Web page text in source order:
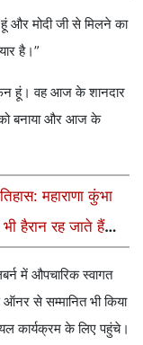
और मोदी जी से मिलने का
है।”
हूं। वह आज के शानदार
बनाया और आज के
महाराणा कुंभा
हैरान रह जाते हैं
में औपचारिक स्वागत
से सम्मानित भी किया
कार्यक्रम के लिए पहुंचे।